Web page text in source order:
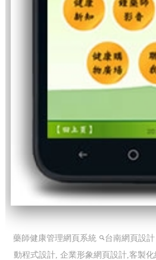
藥師健康管理網頁系統 台南網頁設計
動程式設計, 企業形象網頁設計,客製